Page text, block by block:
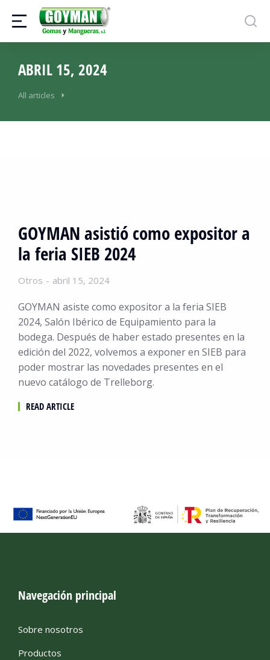
ABRIL 15, 2024
All articles
GOYMAN asistió como expositor a
la feria SIEB 2024
Otros abril 15, 2024
GOYMAN asiste como expositor a la feria SIEB
2024, Salón Ibérico de Equipamiento para la
bodega. Después de haber estado presentes en la
edición del 2022, volvemos a exponer en SIEB para
poder mostrar las novedades presentes en el
nuevo catálogo de Trelleborg.
READ ARTICLE
Navegación principal
Sobre nosotros
Productos